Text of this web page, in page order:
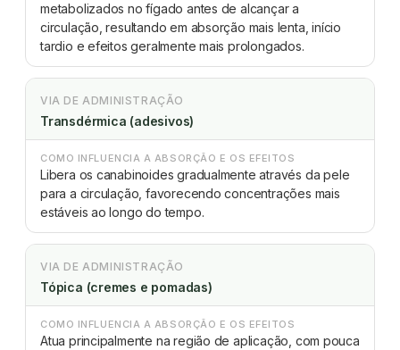
metabolizados no fígado antes de alcançar a
circulação, resultando em absorção mais lenta, início
tardio e efeitos geralmente mais prolongados.
VIA DE ADMINISTRAÇÃO
Transdérmica (adesivos)
COMO INFLUENCIA A ABSORÇÃO E OS EFEITOS
Libera os canabinoides gradualmente através da pele
para a circulação, favorecendo concentrações mais
estáveis ao longo do tempo.
VIA DE ADMINISTRAÇÃO
Tópica (cremes e pomadas)
COMO INFLUENCIA A ABSORÇÃO E OS EFEITOS
Atua principalmente na região de aplicação, com pouca